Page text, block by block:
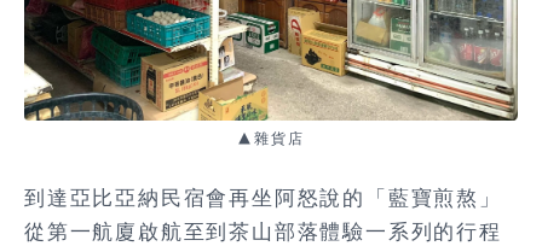
▲雜貨店
到達亞比亞納民宿會再坐阿怒說的「藍寶煎熬」
從第一航廈啟航至到茶山部落體驗一系列的行程